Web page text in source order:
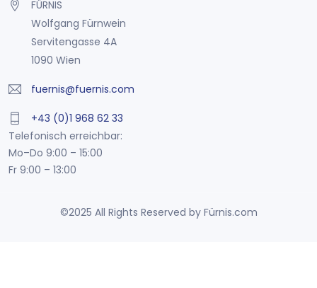
FÜRNIS
Wolfgang Fürnwein
Servitengasse 4A
1090 Wien
fuernis@fuernis.com
+43 (0)1 968 62 33
Telefonisch erreichbar:
Mo–Do 9:00 – 15:00
Fr 9:00 – 13:00
©2025 All Rights Reserved by Fürnis.com